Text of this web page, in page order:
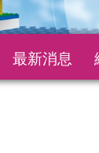
最新消息